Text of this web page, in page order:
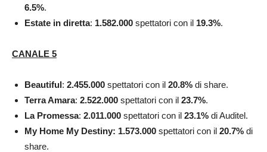
6.5%.
Estate in diretta: 1.582.000 spettatori con il 19.3%.
CANALE 5
Beautiful: 2.455.000 spettatori con il 20.8% di share.
Terra Amara: 2.522.000 spettatori con il 23.7%.
La Promessa: 2.011.000 spettatori con il 23.1% di Auditel.
My Home My Destiny: 1.573.000 spettatori con il 20.7% di
share.